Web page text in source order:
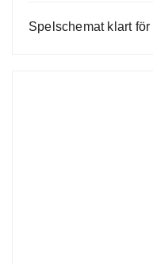
Spelschemat klart